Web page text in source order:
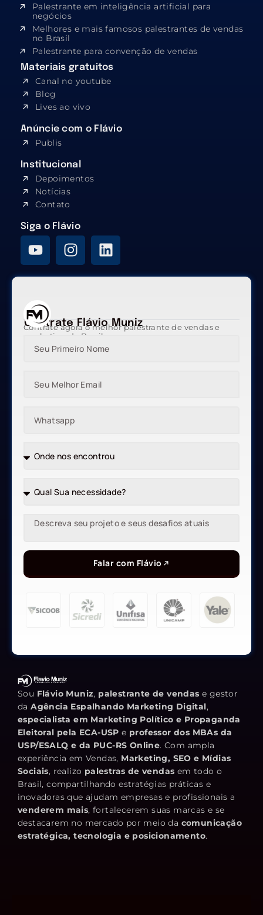
Palestrante em inteligência artificial para
negócios
Melhores e mais famosos palestrantes de vendas
no Brasil
Palestrante para convenção de vendas
Materiais gratuitos
Canal no youtube
Blog
Lives ao vivo
Anúncie com o Flávio
Publis
Institucional
Depoimentos
Notícias
Contato
Siga o Flávio
Contrate Flávio Muniz
Contrate agora o melhor palestrante de vendas e
marketing do Brasil
Falar com Flávio
Sou Flávio Muniz, palestrante de vendas e gestor
daAgência Espalhando Marketing Digital,
especialista em Marketing Político e Propaganda
Eleitoral pela ECA-USP e professor dos MBAs da
USP/ESALQ e da PUC-RS Online. Com ampla
experiência em Vendas, Marketing, SEO e Mídias
Sociais, realizo palestras de vendas em todo o
Brasil, compartilhando estratégias práticas e
inovadoras que ajudam empresas e profissionais a
venderem mais, fortalecerem suas marcas e se
destacarem no mercado por meio da comunicação
estratégica, tecnologia e posicionamento.